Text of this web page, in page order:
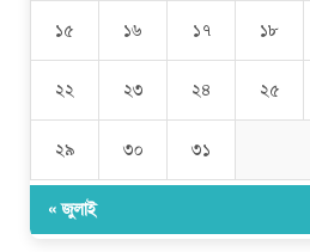
১৫ ১৬ ১৭ ১৮
২২ ২৩ ২৪ ২৫
২৯ ৩০ ৩১
« জুলাই